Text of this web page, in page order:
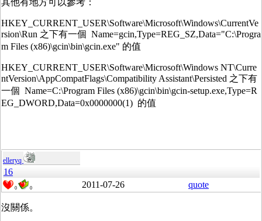
其他有地方可以參考：
HKEY_CURRENT_USER\Software\Microsoft\Windows\CurrentVe
rsion\Run 之下有一個 Name=gcin,Type=REG_SZ,Data="C:\Progra
m Files (x86)\gcin\bin\gcin.exe" 的值
HKEY_CURRENT_USER\Software\Microsoft\Windows NT\Curre
ntVersion\AppCompatFlags\Compatibility Assistant\Persisted 之下有
一個 Name=C:\Program Files (x86)\gcin\bin\gcin-setup.exe,Type=R
EG_DWORD,Data=0x0000000(1) 的值
elleryq
16
0 0 2011-07-26 quote
沒關係。